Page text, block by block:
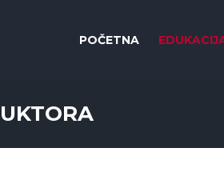
POČETNA